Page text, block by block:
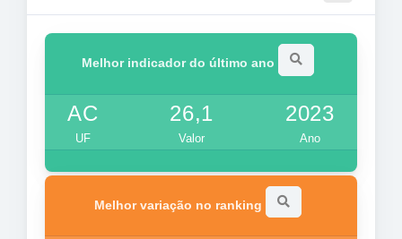
Melhor indicador do último ano
AC
UF
26,1
Valor
2023
Ano
Melhor variação no ranking